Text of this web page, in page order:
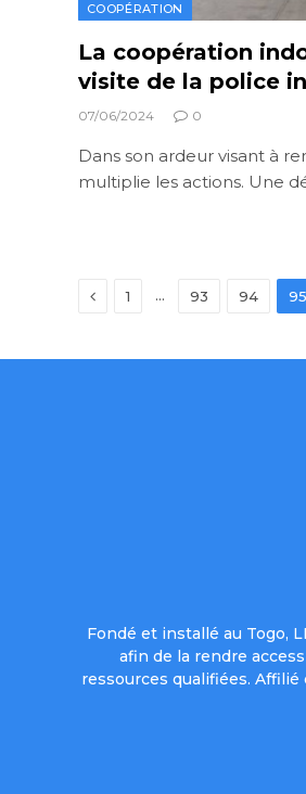
COOPÉRATION
La coopération
visite de la police
07/06/2024 0
Dans son ardeur visant à
multiplie les actions. Une
Previous
1 … 93 94 95
Fondé et installé au Togo,
afin de la rendre
ressources qualifiées. Affilié